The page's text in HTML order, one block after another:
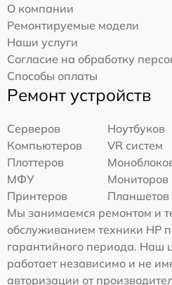
О компании
Ремонтируемые модели
Наши услуги
Согласие на обработку
Способы оплаты
Ремонт устройств
Серверов
Ноутбуков
Компьютеров
VR систем
Плоттеров
МФУ
Мониторов
Принтеров
Планшетов
Мы занимаемся ремонтом и
обслуживанием техники HP
гарантийного периода. Наш
работает независимо и не
авторизации от